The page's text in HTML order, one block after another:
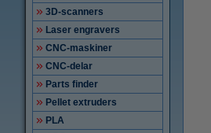
3D-scanners
Laser engravers
CNC-maskiner
CNC-delar
Parts finder
Pellet extruders
PLA